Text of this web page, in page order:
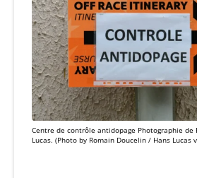
Centre de contrôle antidopage Photographie de
Lucas. (Photo by Romain Doucelin / Hans Lucas